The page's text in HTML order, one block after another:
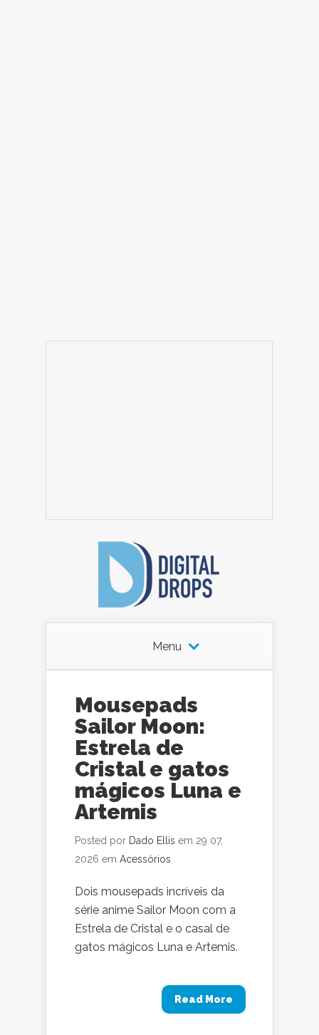
Menu
Mousepads
Sailor Moon:
Estrela de
Cristal e gatos
mágicos Luna e
Artemis
Posted por Dado Ellis em 29 07,
2026 em Acessórios
Dois mousepads incríveis da
série anime Sailor Moon com a
Estrela de Cristal e o casal de
gatos mágicos Luna e Artemis.
Read More